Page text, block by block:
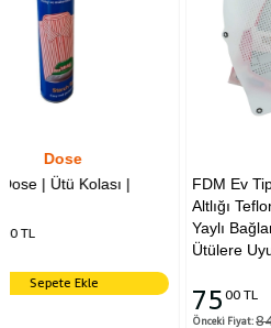
FDM Ev Tipi Parlatmaz Ütü
Altlığı Teflon Ütü Taban Aparatı
Yaylı Bağlantılı Tüm Ev Tipi
7500 TL